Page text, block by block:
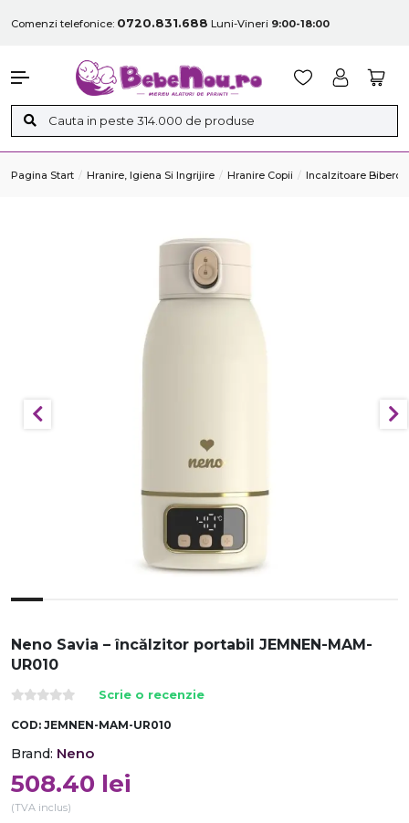
Comenzi telefonice: 0720.831.688 Luni-Vineri 9:00-18:00
Pagina Start Hranire, Igiena Si Ingrijire Hranire Copii Incalzitoare
Neno Savia – încălzitor portabil JEMNEN-MAM-
UR010
Scrie o recenzie
COD: JEMNEN-MAM-UR010
Brand: Neno
508.40 lei
(TVA inclus)